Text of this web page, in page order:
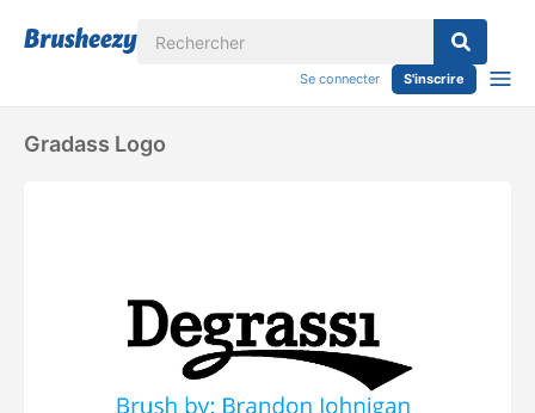
Se connecter S'inscrire
Gradass Logo